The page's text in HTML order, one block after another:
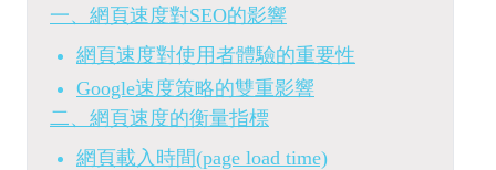
一、網頁速度對SEO的影響
網頁速度對使用者體驗的重要性
Google速度策略的雙重影響
二、網頁速度的衡量指標
網頁載入時間(page load time)